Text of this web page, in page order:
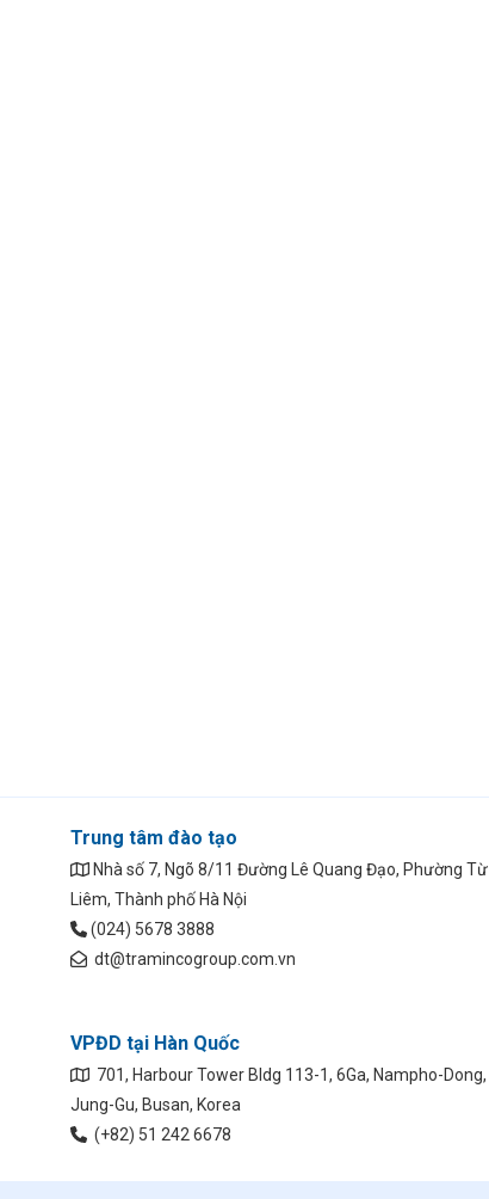
Trung tâm đào tạo
Nhà số 7, Ngõ 8/11 Đường Lê Quang Đạo, Phường Từ
Liêm, Thành phố Hà Nội
(024) 5678 3888
dt@tramincogroup.com.vn
VPĐD tại Hàn Quốc
701, Harbour Tower Bldg 113-1, 6Ga, Nampho-Dong,
Jung-Gu, Busan, Korea
(+82) 51 242 6678